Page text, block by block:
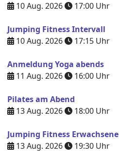
10 Aug. 2026
17:00 Uhr
Jumping Fitness Intervall
10 Aug. 2026
17:15 Uhr
Anmeldung Yoga abends
11 Aug. 2026
16:00 Uhr
Pilates am Abend
13 Aug. 2026
18:00 Uhr
Jumping Fitness Erwachsene
13 Aug. 2026
19:30 Uhr